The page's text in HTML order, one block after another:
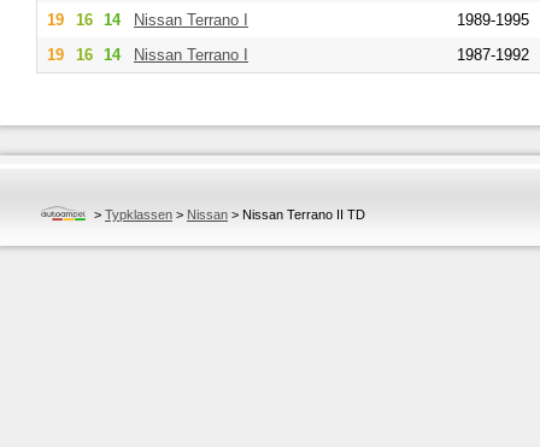
19
16 14 Nissan Terrano I
1989-1995
19
16 14 Nissan Terrano I 1987-1992
> Typklassen > Nissan > Nissan Terrano II TD